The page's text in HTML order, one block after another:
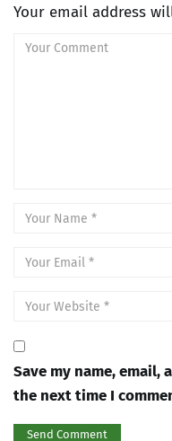
Your email address
Save my name,
the next time I